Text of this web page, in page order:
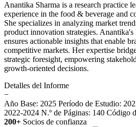
Anantika Sharma is a research practice
experience in the food & beverage and
She specializes in analyzing market
product innovation strategies. Anantika's
ensures actionable insights that enable
competitive markets. Her expertise
strategic foresight, empowering
growth-oriented decisions.
Detalles del Informe
−
Año Base: 2025 Período de Estudio:
2022-2024 N.º de Páginas: 140 Código
200+ Socios de confianza